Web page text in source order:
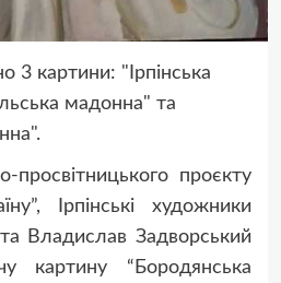
3 картини: "Ірпінська
мадонна" та
просвітницького проєкту
Ірпінські художники
Владислав Задворський
картину “Бородянська